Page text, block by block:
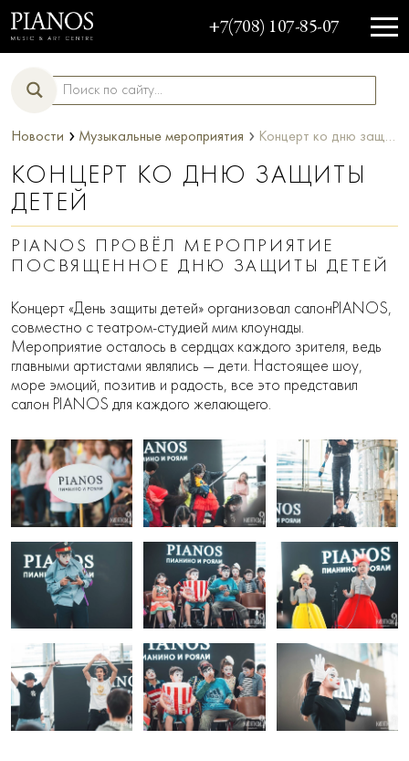
+7(708) 107-85-07
Новости › Музыкальные мероприятия › Концерт ко дню защиты детей
КОНЦЕРТ КО ДНЮ ЗАЩИТЫ
ДЕТЕЙ
PIANOS ПРОВЁЛ МЕРОПРИЯТИЕ
ПОСВЯЩЕННОЕ ДНЮ ЗАЩИТЫ ДЕТЕЙ
Концерт «День защиты детей» организовал салонPIANOS,
совместно с театром-студией мим клоунады.
Мероприятие осталось в сердцах каждого зрителя, ведь
главными артистами являлись — дети. Настоящее шоу,
море эмоций, позитив и радость, все это представил
салон PIANOS для каждого желающего.